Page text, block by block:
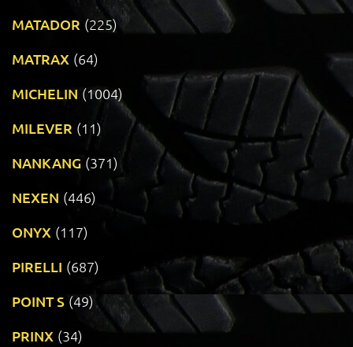
MATADOR (225)
MATRAX (64)
MICHELIN (1004)
MILEVER (11)
NANKANG (371)
NEXEN (446)
ONYX (117)
PIRELLI (687)
POINT S (49)
PRINX (34)